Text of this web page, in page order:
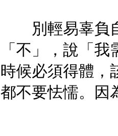
別輕易辜負自
「不」，說「
時候必須得體，
都不要怯懦。因